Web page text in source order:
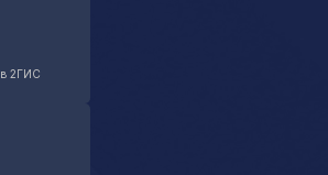
в 2ГИС